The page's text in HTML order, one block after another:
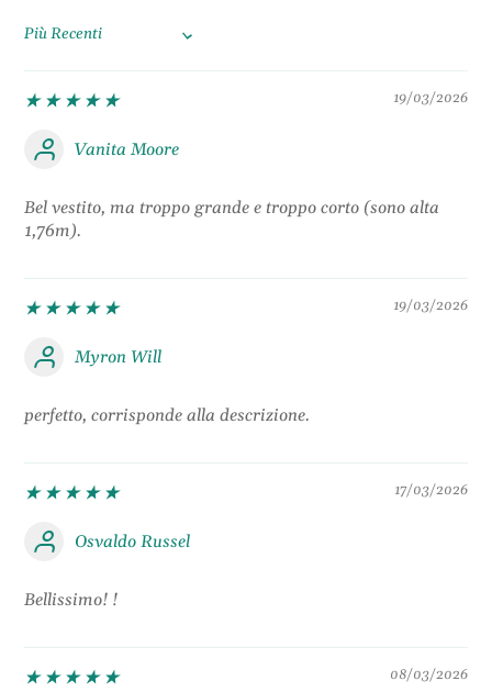
g
t
e
Sort by
19/03/2026
Vanita Moore
Bel vestito, ma troppo grande e troppo corto (sono alta
1,76m).
19/03/2026
Myron Will
perfetto, corrisponde alla descrizione.
17/03/2026
Osvaldo Russel
Bellissimo! !
08/03/2026